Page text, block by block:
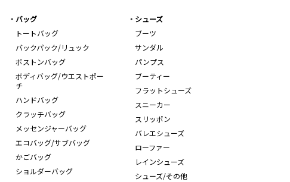
バッグ
トートバッグ
バックパック/リュック
ボストンバッグ
ボディバッグ/ウエストポー
チ
ハンドバッグ
クラッチバッグ
メッセンジャーバッグ
エコバッグ/サブバッグ
かごバッグ
ショルダーバッグ
シューズ
ブーツ
サンダル
パンプス
ブーティー
フラットシューズ
スニーカー
スリッポン
バレエシューズ
ローファー
レインシューズ
シューズ/その他